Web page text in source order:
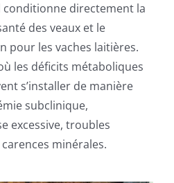
directement la
des veaux et le
pour les vaches laitières.
les déficits métaboliques
s’installer de manière
subclinique,
excessive, troubles
minérales.